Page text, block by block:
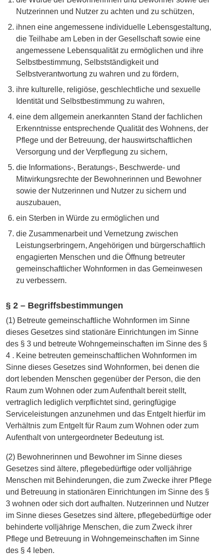
Nutzerinnen und Nutzer zu achten und zu schützen,
ihnen eine angemessene individuelle Lebensgestaltung,
die Teilhabe am Leben in der Gesellschaft sowie eine
angemessene Lebensqualität zu ermöglichen und ihre
Selbstbestimmung, Selbstständigkeit und
Selbstverantwortung zu wahren und zu fördern,
ihre kulturelle, religiöse, geschlechtliche und sexuelle
Identität und Selbstbestimmung zu wahren,
eine dem allgemein anerkannten Stand der fachlichen
Erkenntnisse entsprechende Qualität des Wohnens, der
Pflege und der Betreuung, der hauswirtschaftlichen
Versorgung und der Verpflegung zu sichern,
die Informations-, Beratungs-, Beschwerde- und
Mitwirkungsrechte der Bewohnerinnen und Bewohner
sowie der Nutzerinnen und Nutzer zu sichern und
auszubauen,
ein Sterben in Würde zu ermöglichen und
die Zusammenarbeit und Vernetzung zwischen
Leistungserbringern, Angehörigen und bürgerschaftlich
engagierten Menschen und die Öffnung betreuter
gemeinschaftlicher Wohnformen in das Gemeinwesen
zu verbessern.
§ 2 – Begriffsbestimmungen
(1) Betreute gemeinschaftliche Wohnformen im Sinne
dieses Gesetzes sind stationäre Einrichtungen im Sinne
des § 3 und betreute Wohngemeinschaften im Sinne des §
4 . Keine betreuten gemeinschaftlichen Wohnformen im
Sinne dieses Gesetzes sind Wohnformen, bei denen die
dort lebenden Menschen gegenüber der Person, die den
Raum zum Wohnen oder zum Aufenthalt bereit stellt,
vertraglich lediglich verpflichtet sind, geringfügige
Serviceleistungen anzunehmen und das Entgelt hierfür im
Verhältnis zum Entgelt für Raum zum Wohnen oder zum
Aufenthalt von untergeordneter Bedeutung ist.
(2) Bewohnerinnen und Bewohner im Sinne dieses
Gesetzes sind ältere, pflegebedürftige oder volljährige
Menschen mit Behinderungen, die zum Zwecke ihrer Pflege
und Betreuung in stationären Einrichtungen im Sinne des §
3 wohnen oder sich dort aufhalten. Nutzerinnen und Nutzer
im Sinne dieses Gesetzes sind ältere, pflegebedürftige oder
behinderte volljährige Menschen, die zum Zweck ihrer
Pflege und Betreuung in Wohngemeinschaften im Sinne
des § 4 leben.